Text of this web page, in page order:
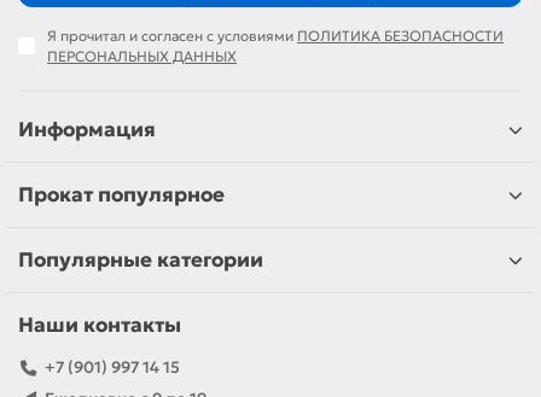
Я прочитал и согласен с условиями ПОЛИТИКА БЕЗОПАСНОСТИ
ПЕРСОНАЛЬНЫХ ДАННЫХ
Информация
Прокат популярное
Популярные категории
Наши контакты
+7 (901) 997 14 15